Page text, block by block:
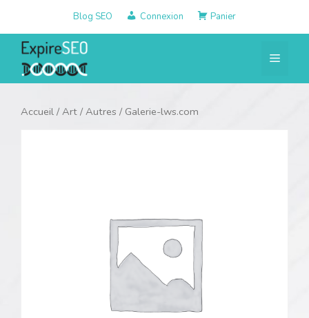
contenu
Blog SEO Connexion Panier
Menu
Accueil / Art / Autres / Galerie-lws.com